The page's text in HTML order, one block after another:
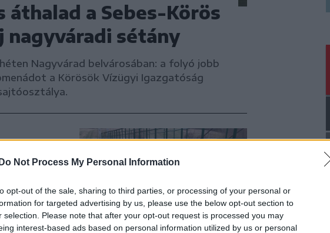
Do Not Process My Personal Information
opt-out of the sale, sharing to third parties, or processing of your personal or
for targeted advertising by us, please use the below opt-out section to
selection. Please note that after your opt-out request is processed you may
interest-based ads based on personal information utilized by us or personal
áthalad a Sebes-Körös
sétány
Nagyvárad belvárosában: a folyó jobb
a Körösök Vízügyi Igazgatóság
a legutóbbi